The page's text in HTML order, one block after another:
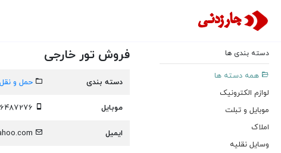
دسته بندی ها
همه دسته ها
لوازم الکترونیک
موبایل و تبلت
املاک
وسایل نقلیه
فروش تور خارجی
دسته بندی
حمل و نقل
موبایل
ایمیل